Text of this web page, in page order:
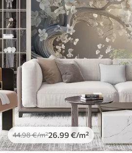
44.98€/m²26 .99 €/m²